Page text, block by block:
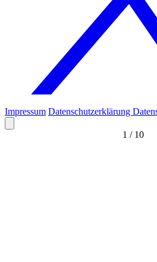
1 / 10
Impressum Datenschutzerklärung